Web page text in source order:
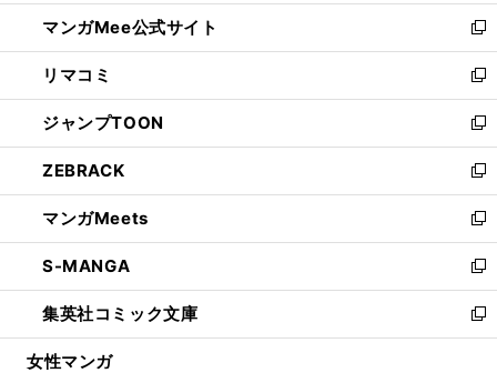
く
ン
ド
ウ
で
開
く
ウ
ィ
ン
ド
ウ
で
開
く
し
い
ウ
ィ
ン
ド
ウ
で
開
く
マンガMee公式サイト
新
し
い
ウ
ィ
ン
ド
ウ
で
開
く
リマコミ
新
し
い
ウ
ィ
ン
ド
ウ
で
開
く
ジャンプTOON
新
し
い
ウ
ィ
ン
ド
ウ
で
開
ZEBRACK
新
し
い
ウ
ィ
ン
ド
ウ
マンガMeets
新
し
い
ウ
ィ
ン
S-MANGA
新
し
い
ウ
集英社コミック文庫
新
し
女性マンガ